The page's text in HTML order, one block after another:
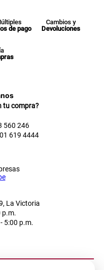
de pago
Cambios y
Devoluciones
tu compra?
560 246
619 4444
La Victoria
p.m.
5:00 p.m.